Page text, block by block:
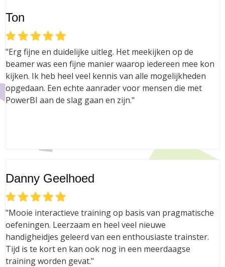
Ton
"Erg fijne en duidelijke uitleg. Het meekijken op de
beamer was een fijne manier waarop iedereen mee kon
kijken. Ik heb heel veel kennis van alle mogelijkheden
opgedaan. Een echte aanrader voor mensen die met
PowerBI aan de slag gaan en zijn."
Danny Geelhoed
"Mooie interactieve training op basis van pragmatische
oefeningen. Leerzaam en heel veel nieuwe
handigheidjes geleerd van een enthousiaste trainster.
Tijd is te kort en kan ook nog in een meerdaagse
training worden gevat."